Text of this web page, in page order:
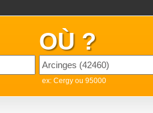
OÙ ?
ex: Cergy ou 95000